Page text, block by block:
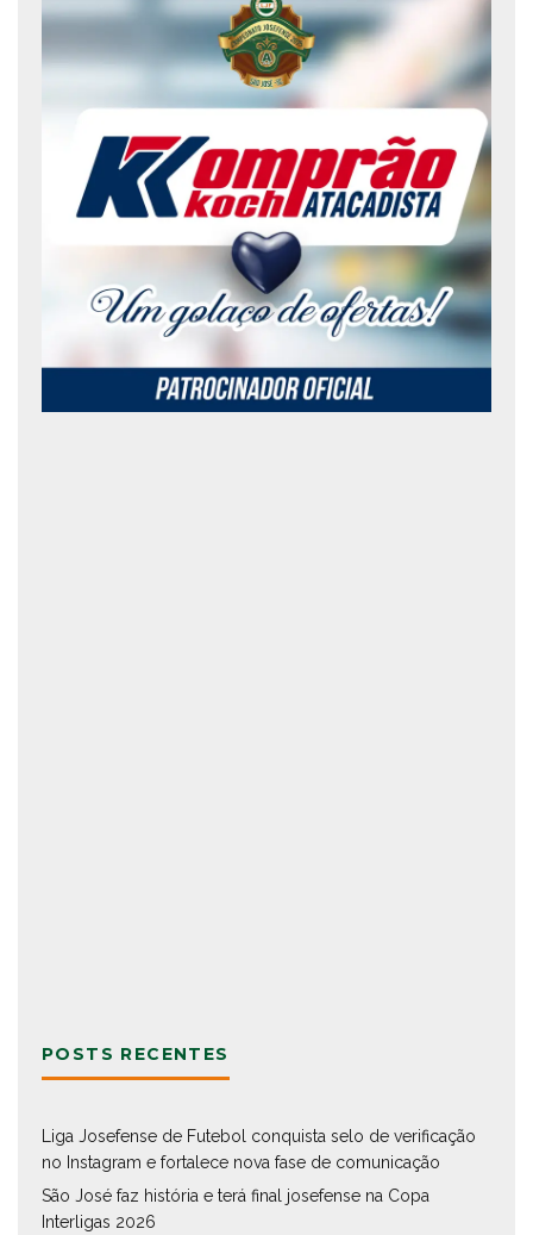
POSTS RECENTES
Liga Josefense de Futebol conquista selo de verificação
no Instagram e fortalece nova fase de comunicação
São José faz história e terá final josefense na Copa
Interligas 2026